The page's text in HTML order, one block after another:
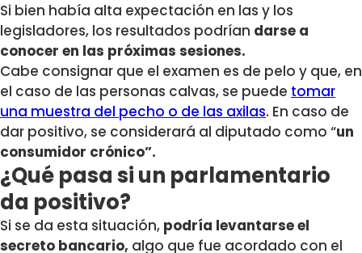
Si bien había alta expectación en las y los
legisladores, los resultados podrían darse a
conocer en las próximas sesiones.
Cabe consignar que el examen es de pelo y que, en
el caso de las personas calvas, se puede tomar
una muestra del pecho o de las axilas. En caso de
dar positivo, se considerará al diputado como “un
consumidor crónico”.
¿Qué pasa si un parlamentario
da positivo?
Si se da esta situación, podría levantarse el
secreto bancario, algo que fue acordado con el